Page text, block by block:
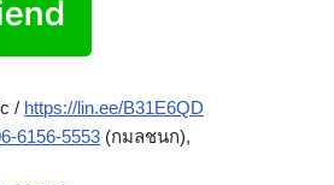
/ https://lin.ee/B31E6QD
6156-5553 (กมลชนก),